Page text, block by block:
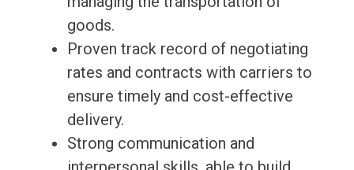
goods.
Proven track record of negotiating
rates and contracts with carriers to
ensure timely and cost-effective
delivery.
Strong communication and